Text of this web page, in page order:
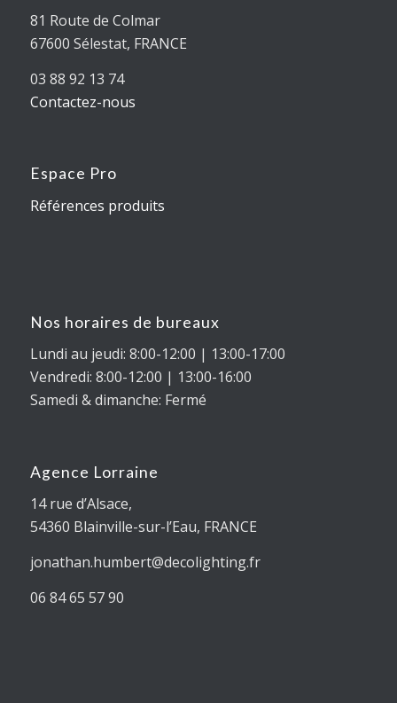
81 Route de Colmar
67600 Sélestat, FRANCE
03 88 92 13 74
Contactez-nous
Espace Pro
Références produits
Nos horaires de bureaux
Lundi au jeudi: 8:00-12:00 | 13:00-17:00
Vendredi: 8:00-12:00 | 13:00-16:00
Samedi & dimanche: Fermé
Agence Lorraine
14 rue d’Alsace,
54360 Blainville-sur-l’Eau, FRANCE
jonathan.humbert@decolighting.fr
06 84 65 57 90